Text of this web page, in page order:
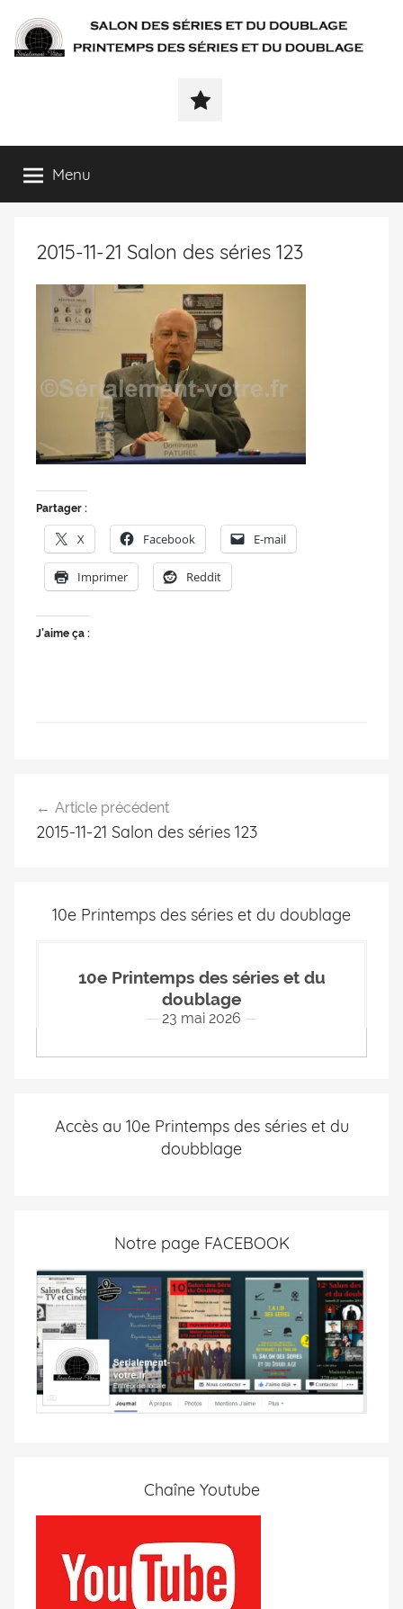
SÉRIALEMENT-
séries
et
doublage
printemps
vous
séries
doublage
Menu
2015-11-21 Salon des séries 123
Partager :
X Facebook E-mail
Imprimer Reddit
J’aime ça :
Article précédent
2015-11-21 Salon des séries 123
10e Printemps des séries et du doublage
10e Printemps des séries et du
doublage
23 mai 2026
Accès au 10e Printemps des séries et du
doubblage
Notre page FACEBOOK
Chaîne Youtube